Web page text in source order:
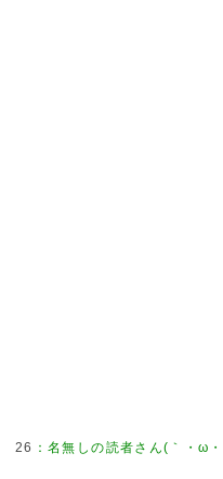
26 ：名無しの読者さん(｀・ω